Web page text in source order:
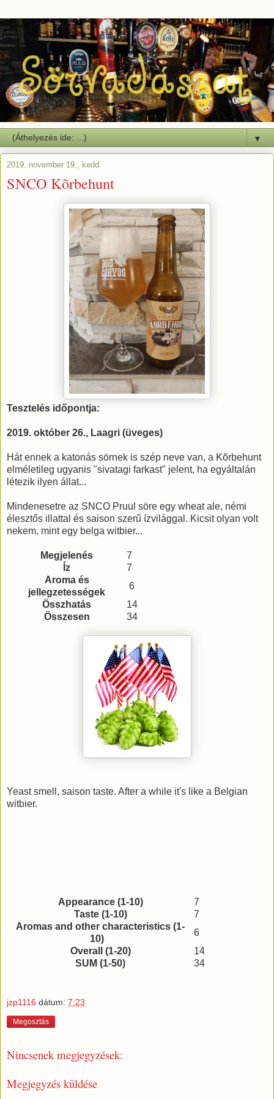
▼
2019. november 19., kedd
SNCO Kõrbehunt
Tesztelés időpontja:
2019. október 26., Laagri (üveges)
Hát ennek a katonás sörnek is szép neve van, a Kõrbehunt
elméletileg ugyanis "sivatagi farkast" jelent, ha egyáltalán
létezik ilyen állat...
Mindenesetre az SNCO Pruul söre egy wheat ale, némi
élesztős illattal és saison szerű ízvilággal. Kicsit olyan volt
nekem, mint egy belga witbier...
Megjelenés
7
Íz
7
Aroma és
jellegzetességek
6
Összhatás
14
Összesen
34
Yeast smell, saison taste. After a while it's like a Belgian
witbier.
Appearance (1-10)
7
Taste (1-10)
7
Aromas and other characteristics (1-
10)
6
Overall (1-20)
14
SUM (1-50)
34
jzp1116 dátum: 7:23
Megosztás
Nincsenek megjegyzések:
Megjegyzés küldése